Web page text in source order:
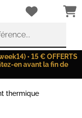
• 15 € OFFERTS
en avant la fin de
thermique